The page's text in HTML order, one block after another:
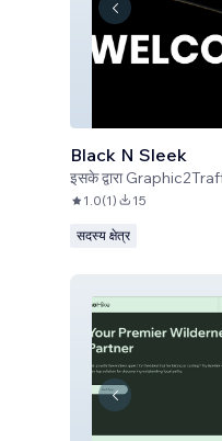
Black N Sleek
इसके द्वारा
1.0(1) 15
सदस्य क्षेत्र